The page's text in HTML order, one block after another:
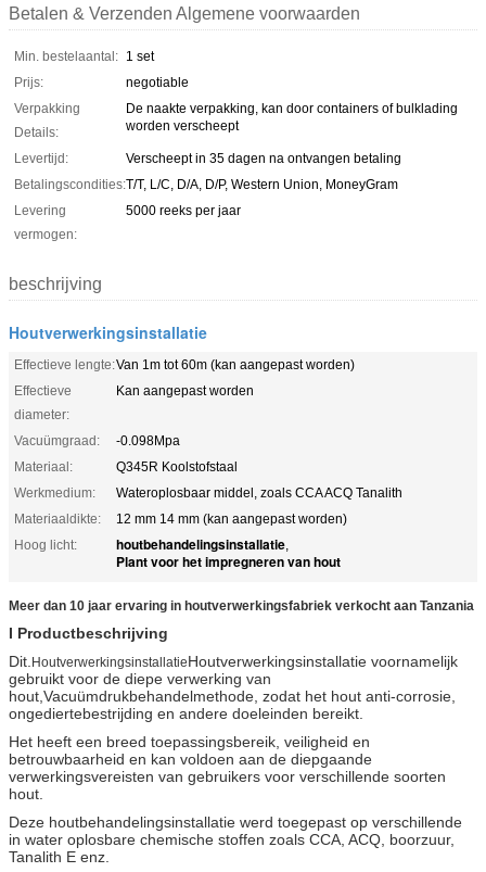
Betalen & Verzenden Algemene voorwaarden
Min. bestelaantal: 1 set
Prijs:
negotiable
Verpakking
Details:
De naakte verpakking, kan door containers of bulklading
worden verscheept
Levertijd:
Verscheept in 35 dagen na ontvangen betaling
Betalingscondities:T/T, L/C, D/A, D/P, Western Union, MoneyGram
Levering
vermogen:
5000 reeks per jaar
beschrijving
Houtverwerkingsinstallatie
Effectieve lengte:Van 1m tot 60m (kan aangepast worden)
Effectieve
diameter:
Kan aangepast worden
Vacuümgraad:
-0.098Mpa
Materiaal:
Q345R Koolstofstaal
Werkmedium:
Wateroplosbaar middel, zoals CCA ACQ Tanalith
Materiaaldikte:
12 mm 14 mm (kan aangepast worden)
Hoog licht:
houtbehandelingsinstallatie,
Plant voor het impregneren van hout
Meer dan 10 jaar ervaring in houtverwerkingsfabriek verkocht aan Tanzania
I Productbeschrijving
Dit. HoutverwerkingsinstallatieHoutverwerkingsinstallatie voornamelijk
gebruikt voor de diepe verwerking van
hout,Vacuümdrukbehandelmethode, zodat het hout anti-corrosie,
ongediertebestrijding en andere doeleinden bereikt.
Het heeft een breed toepassingsbereik, veiligheid en
betrouwbaarheid en kan voldoen aan de diepgaande
verwerkingsvereisten van gebruikers voor verschillende soorten
hout.
Deze houtbehandelingsinstallatie werd toegepast op verschillende
in water oplosbare chemische stoffen zoals CCA, ACQ, boorzuur,
Tanalith E enz.